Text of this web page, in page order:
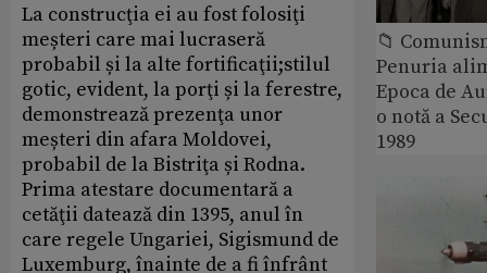
La construcţia ei au fost folosiţi
meșteri care mai lucraseră
probabil și la alte fortificaţii;stilul
gotic, evident, la porţi și la ferestre,
demonstrează prezenţa unor
meșteri din afara Moldovei,
probabil de la Bistriţa și Rodna.
Prima atestare documentară a
cetăţii datează din 1395, anul în
care regele Ungariei, Sigismund de
Luxemburg, înainte de a fi înfrânt
📁
Penuria
Epoca de
o notă a
1989